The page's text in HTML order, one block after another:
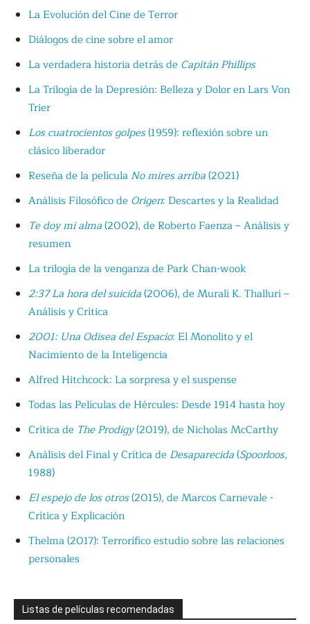
La Evolución del Cine de Terror
Diálogos de cine sobre el amor
La verdadera historia detrás de Capitán Phillips
La Trilogía de la Depresión: Belleza y Dolor en Lars Von
Trier
Los cuatrocientos golpes(1959): reflexión sobre un
clásico liberador
Reseña de la película No mires arriba(2021)
Análisis Filosófico de Origen: Descartes y la Realidad
Te doy mi alma(2002), de Roberto Faenza – Análisis y
resumen
La trilogía de la venganza de Park Chan-wook
2:37 La hora del suicida(2006), de Murali K. Thalluri –
Análisis y Crítica
2001: Una Odisea del Espacio: El Monolito y el
Nacimiento de la Inteligencia
Alfred Hitchcock: La sorpresa y el suspense
Todas las Películas de Hércules: Desde 1914 hasta hoy
Crítica de The Prodigy(2019), de Nicholas McCarthy
Análisis del Final y Crítica de Desaparecida(Spoorloos,
1988)
El espejo de los otros(2015), de Marcos Carnevale -
Crítica y Explicación
Thelma (2017): Terrorífico estudio sobre las relaciones
personales
Listas de películas recomendadas